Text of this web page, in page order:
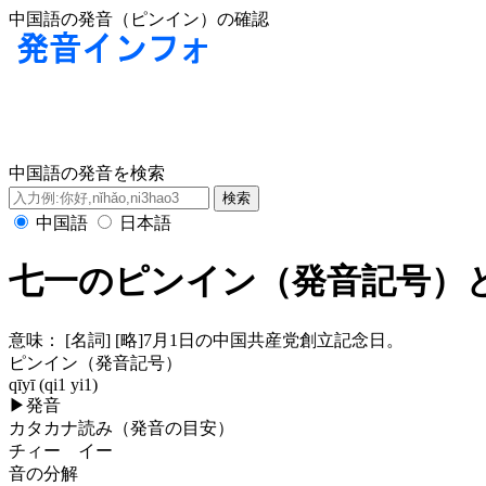
中国語の発音（ピンイン）の確認
中国語の発音を検索
中国語 日本語
七一のピンイン（発音記号）
意味：
[名詞] [略]7月1日の中国共産党創立記念日。
ピンイン（発音記号）
qīyī (qi1 yi1)
▶発音
カタカナ読み（発音の目安）
チィー イー
音の分解